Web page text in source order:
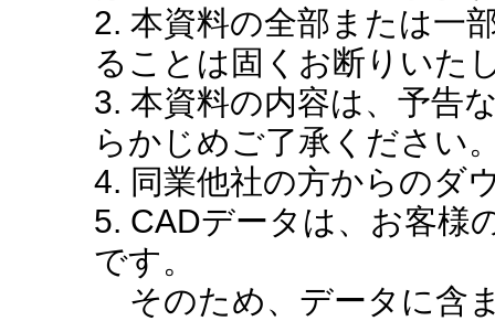
2. 本資料の全部または一
ることは固くお断りいた
3. 本資料の内容は、予告
らかじめご了承ください
4. 同業他社の方からのダ
5. CADデータは、お客様
です。
そのため、データに含